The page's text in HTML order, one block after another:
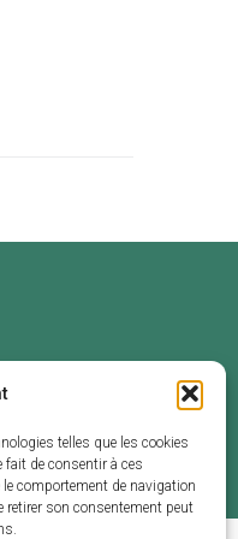
telles que les cookies
fait de consentir à ces
comportement de navigation
retirer son consentement peut